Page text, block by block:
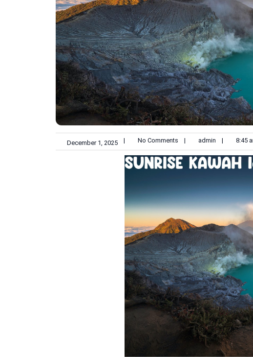
December 1, 2025 | No Comments | admin | 8:45